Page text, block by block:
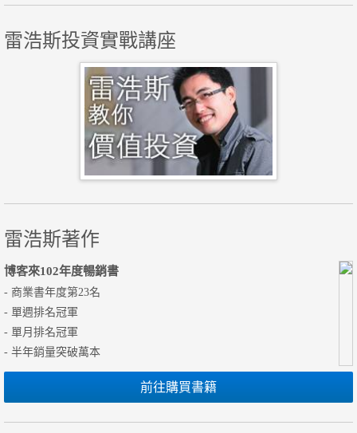
雷浩斯投資實戰講座
雷浩斯著作
博客來102年度暢銷書
- 商業書年度第23名
- 單週排名冠軍
- 單月排名冠軍
- 半年銷量突破萬本
前往購買書籍